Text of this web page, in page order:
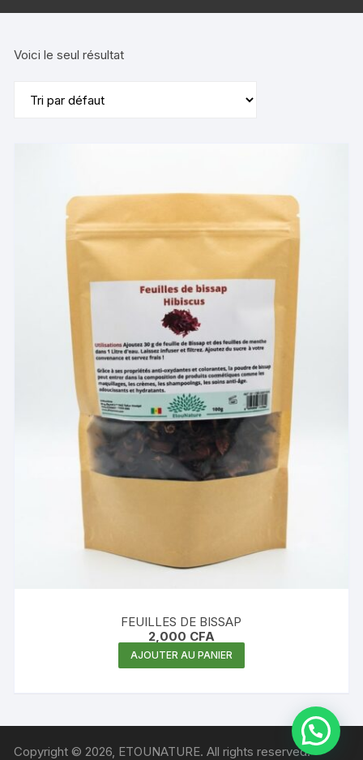
Voici le seul résultat
FEUILLES DE BISSAP
2,000 CFA
AJOUTER AU PANIER
Copyright © 2026, ETOUNATURE. All rights reserved.